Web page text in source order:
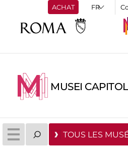
ACHAT
MUSEI
TOUS LES